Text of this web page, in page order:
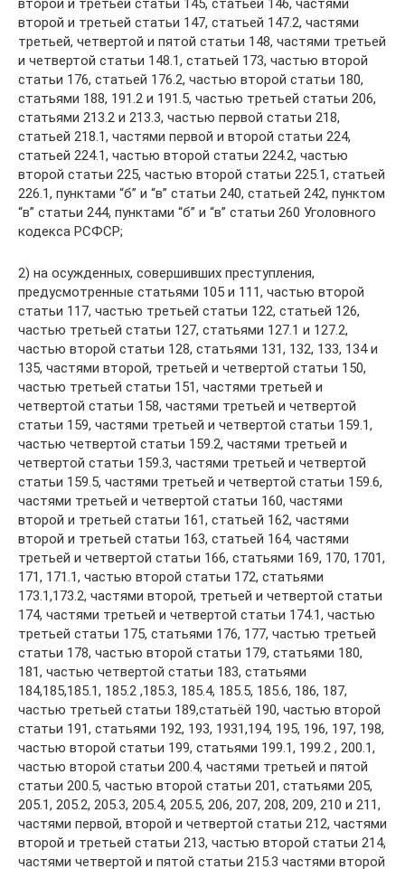
второй и третьей статьи 145, статьей 146, частями
второй и третьей статьи 147, статьей 147.2, частями
третьей, четвертой и пятой статьи 148, частями третьей
и четвертой статьи 148.1, статьей 173, частью второй
статьи 176, статьей 176.2, частью второй статьи 180,
статьями 188, 191.2 и 191.5, частью третьей статьи 206,
статьями 213.2 и 213.3, частью первой статьи 218,
статьей 218.1, частями первой и второй статьи 224,
статьей 224.1, частью второй статьи 224.2, частью
второй статьи 225, частью второй статьи 225.1, статьей
226.1, пунктами “б” и “в” статьи 240, статьей 242, пунктом
“в” статьи 244, пунктами “б” и “в” статьи 260 Уголовного
кодекса РСФСР;
2) на осужденных, совершивших преступления,
предусмотренные статьями 105 и 111, частью второй
статьи 117, частью третьей статьи 122, статьей 126,
частью третьей статьи 127, статьями 127.1 и 127.2,
частью второй статьи 128, статьями 131, 132, 133, 134 и
135, частями второй, третьей и четвертой статьи 150,
частью третьей статьи 151, частями третьей и
четвертой статьи 158, частями третьей и четвертой
статьи 159, частями третьей и четвертой статьи 159.1,
частью четвертой статьи 159.2, частями третьей и
четвертой статьи 159.3, частями третьей и четвертой
статьи 159.5, частями третьей и четвертой статьи 159.6,
частями третьей и четвертой статьи 160, частями
второй и третьей статьи 161, статьей 162, частями
второй и третьей статьи 163, статьей 164, частями
третьей и четвертой статьи 166, статьями 169, 170, 1701,
171, 171.1, частью второй статьи 172, статьями
173.1,173.2, частями второй, третьей и четвертой статьи
174, частями третьей и четвертой статьи 174.1, частью
третьей статьи 175, статьями 176, 177, частью третьей
статьи 178, частью второй статьи 179, статьями 180,
181, частью четвертой статьи 183, статьями
184,185,185.1, 185.2 ,185.3, 185.4, 185.5, 185.6, 186, 187,
частью третьей статьи 189,статьёй 190, частью второй
статьи 191, статьями 192, 193, 1931,194, 195, 196, 197, 198,
частью второй статьи 199, статьями 199.1, 199.2 , 200.1,
частью второй статьи 200.4, частями третьей и пятой
статьи 200.5, частью второй статьи 201, статьями 205,
205.1, 205.2, 205.3, 205.4, 205.5, 206, 207, 208, 209, 210 и 211,
частями первой, второй и четвертой статьи 212, частями
второй и третьей статьи 213, частью второй статьи 214,
частями четвертой и пятой статьи 215.3 частями второй